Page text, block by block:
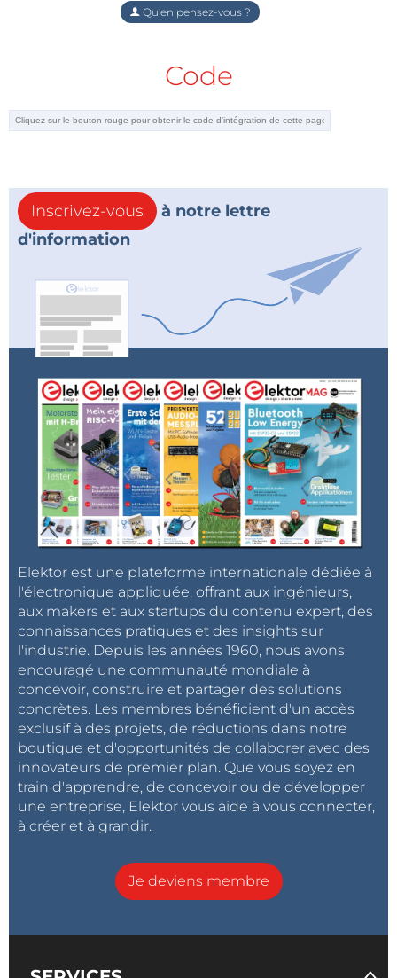
Qu'en pensez-vous ?
Code
Inscrivez-vous
à notre lettre
d'information
Elektor est une plateforme internationale dédiée à
l'électronique appliquée, offrant aux ingénieurs,
aux makers et aux startups du contenu expert, des
connaissances pratiques et des insights sur
l'industrie. Depuis les années 1960, nous avons
encouragé une communauté mondiale à
concevoir, construire et partager des solutions
concrètes. Les membres bénéficient d'un accès
exclusif à des projets, de réductions dans notre
boutique et d'opportunités de collaborer avec des
innovateurs de premier plan. Que vous soyez en
train d'apprendre, de concevoir ou de développer
une entreprise, Elektor vous aide à vous connecter,
à créer et à grandir.
Je deviens membre